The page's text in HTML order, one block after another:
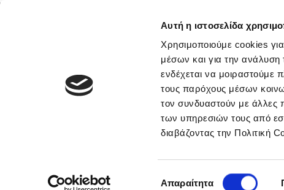
Αυτή η ιστοσελίδα
Χρησιμοποιούμε cookies
μέσων και για την
ενδέχεται να μοιραστούμε
τους παρόχους μέσων
τον συνδυαστούν με άλλες
των υπηρεσιών τους από
διαβάζοντας την Πολιτική
Απαραίτητα
Νέα & Πληροφορίες Εθνικές Ομάδες
Previous
ΣΤΕΛΙΟΣ ΠΑΡΠΑ
Νούμερο